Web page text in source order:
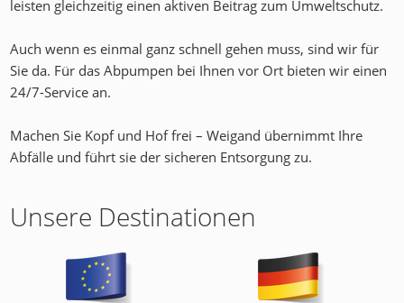
leisten gleichzeitig einen aktiven Beitrag zum Umweltschutz.
Auch wenn es einmal ganz schnell gehen muss, sind wir für
Sie da. Für das Abpumpen bei Ihnen vor Ort bieten wir einen
24/7-Service an.
Machen Sie Kopf und Hof frei – Weigand übernimmt Ihre
Abfälle und führt sie der sicheren Entsorgung zu.
Unsere Destinationen